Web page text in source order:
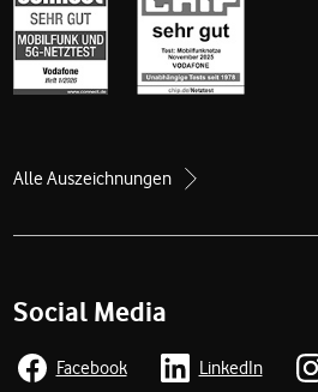
Alle Auszeichnungen
Social Media
Facebook LinkedIn